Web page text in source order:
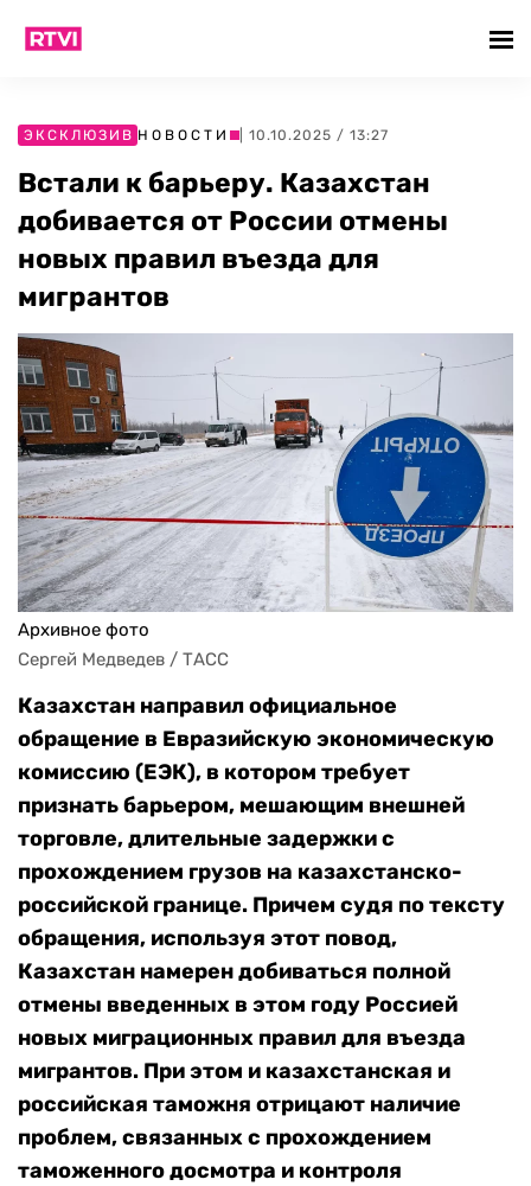
ЭКСКЛЮЗИВ НОВОСТИ | 10.10.2025 / 13:27
Встали к барьеру. Казахстан
добивается от России отмены
новых правил въезда для
мигрантов
Архивное фото
Сергей Медведев / ТАСС
Казахстан направил официальное
обращение в Евразийскую экономическую
комиссию (ЕЭК), в котором требует
признать барьером, мешающим внешней
торговле, длительные задержки с
прохождением грузов на казахстанско-
российской границе. Причем судя по тексту
обращения, используя этот повод,
Казахстан намерен добиваться полной
отмены введенных в этом году Россией
новых миграционных правил для въезда
мигрантов. При этом и казахстанская и
российская таможня отрицают наличие
проблем, связанных с прохождением
таможенного досмотра и контроля